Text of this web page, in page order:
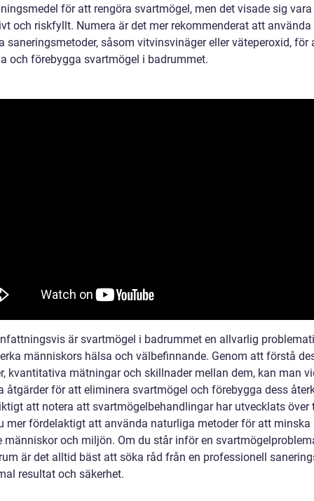
för att rengöra svartmögel, men det visade sig vara
och riskfyllt. Numera är det mer rekommenderat att använda
saneringsmetoder, såsom vitvinsvinäger eller väteperoxid, för
och förebygga svartmögel i badrummet.
är svartmögel i badrummet en allvarlig
människors hälsa och välbefinnande. Genom att förstå
kvantitativa mätningar och skillnader mellan dem, kan man
åtgärder för att eliminera svartmögel och förebygga dess
att notera att svartmögelbehandlingar har utvecklats över
mer fördelaktigt att använda naturliga metoder för att minska
människor och miljön. Om du står inför en
är det alltid bäst att söka råd från en professionell
resultat och säkerhet.